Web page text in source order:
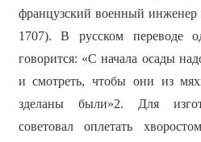
французский военный
1707). В русском переводе
говорится: «С начала осады
и смотреть, чтобы они из
зделаны были»2. Для
советовал оплетать